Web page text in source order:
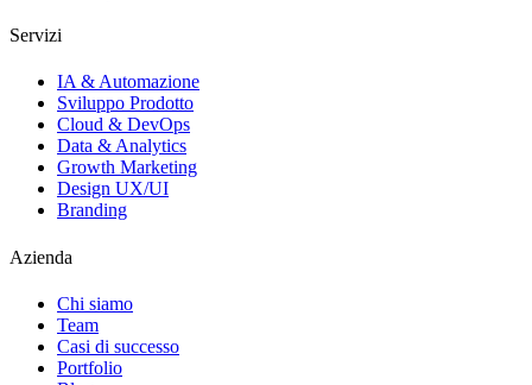
Servizi
IA & Automazione
Sviluppo Prodotto
Cloud & DevOps
Data & Analytics
Growth Marketing
Design UX/UI
Branding
Azienda
Chi siamo
Team
Casi di successo
Portfolio